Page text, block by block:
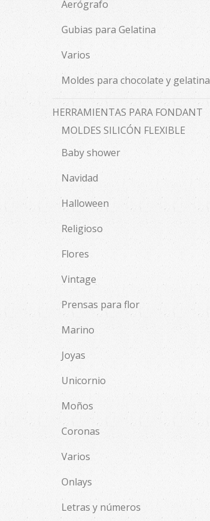
Aerógrafo
Gubias para Gelatina
Varios
Moldes para chocolate y gelatina
HERRAMIENTAS PARA FONDANT
MOLDES SILICÓN FLEXIBLE
Baby shower
Navidad
Halloween
Religioso
Flores
Vintage
Prensas para flor
Marino
Joyas
Unicornio
Moños
Coronas
Varios
Onlays
Letras y números